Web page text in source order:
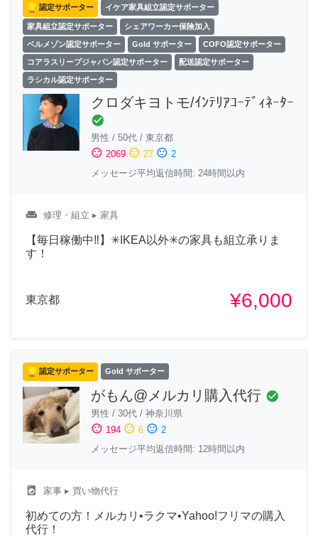
認定サポーター イケア家具組立認定サポーター
家具組立認定サポーター シェアワーカー保険加入
ベルメゾン認定サポーター Gold サポーター COFO認定サポーター
コアラスリープジャパン認定サポーター 配送認定サポーター
ラシカル認定サポーター
クロダキヨトモ/ｲﾝﾃﾘｱｺｰﾃﾞｨﾈｰﾀｰ
check_circle
男性 / 50代 / 東京都
sentiment_satisfied 2069 sentiment_neutral 27 sentiment_dissatisfied 2
メッセージ平均返信時間: 24時間以内
weekend 修理・組立 ▸ 家具
【毎日稼働中‼︎】✳︎IKEA以外✳︎の家具も組立承りま
す！
東京都 ¥6,000
認定サポーター Gold サポーター
がもん@メルカリ購入代行 check_circle
男性 / 30代 / 神奈川県
sentiment_satisfied 194 sentiment_neutral 6 sentiment_dissatisfied 2
メッセージ平均返信時間: 12時間以内
local_laundry_service 家事 ▸ 買い物代行
初めての方！メルカリ•ラクマ•Yahoo!フリマの購入
代行！